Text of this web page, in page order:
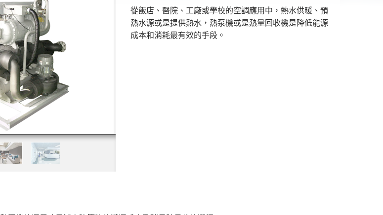
從飯店、醫院、工廠或學校的空調應用中，熱水供暖、預
熱水源或是提供熱水，熱泵機或是熱量回收機是降低能源
成本和消耗最有效的手段。